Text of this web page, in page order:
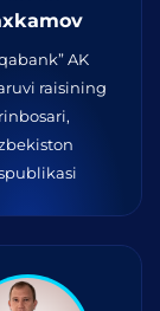
AK
raisining